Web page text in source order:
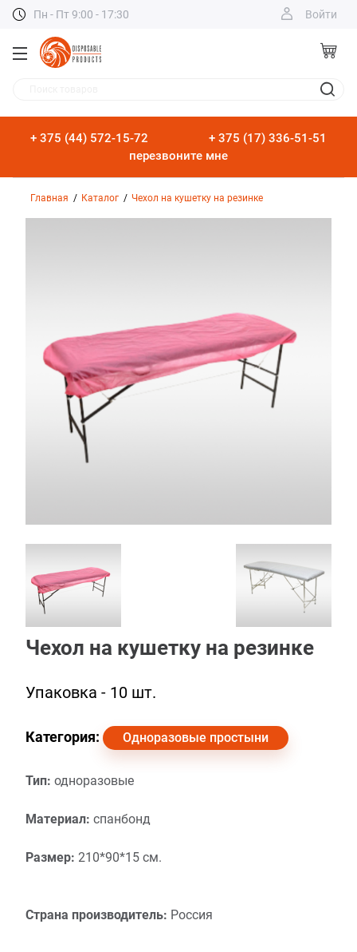
Пн - Пт 9:00 - 17:30 Войти
+ 375 (44) 572-15-72
+ 375 (17) 336-51-51
перезвоните мне
Главная Каталог Чехол на кушетку на резинке
Чехол на кушетку на резинке
Упаковка - 10 шт.
Категория: Одноразовые простыни
Тип: одноразовые
Материал: спанбонд
Размер: 210*90*15 см.
Страна производитель: Россия